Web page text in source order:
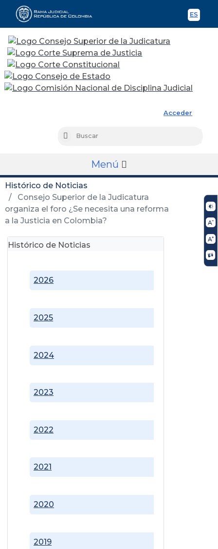
ES
Acceder
Buscar
Menú
Histórico de Noticias
Consejo Superior de la Judicatura
organiza el foro ¿Se necesita una reforma
a la Justicia en Colombia?
Histórico de Noticias
2019
2020
2021
2022
2023
2024
2025
2026